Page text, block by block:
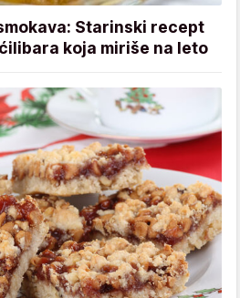
Starinski recept
koja miriše na leto